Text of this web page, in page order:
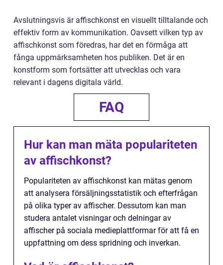
Avslutningsvis är affischkonst en visuellt tilltalande och
effektiv form av kommunikation. Oavsett vilken typ av
affischkonst som föredras, har det en förmåga att
fånga uppmärksamheten hos publiken. Det är en
konstform som fortsätter att utvecklas och vara
relevant i dagens digitala värld.
FAQ
Hur kan man mäta populariteten
av affischkonst?
Populariteten av affischkonst kan mätas genom
att analysera försäljningsstatistik och efterfrågan
på olika typer av affischer. Dessutom kan man
studera antalet visningar och delningar av
affischer på sociala medieplattformar för att få en
uppfattning om dess spridning och inverkan.